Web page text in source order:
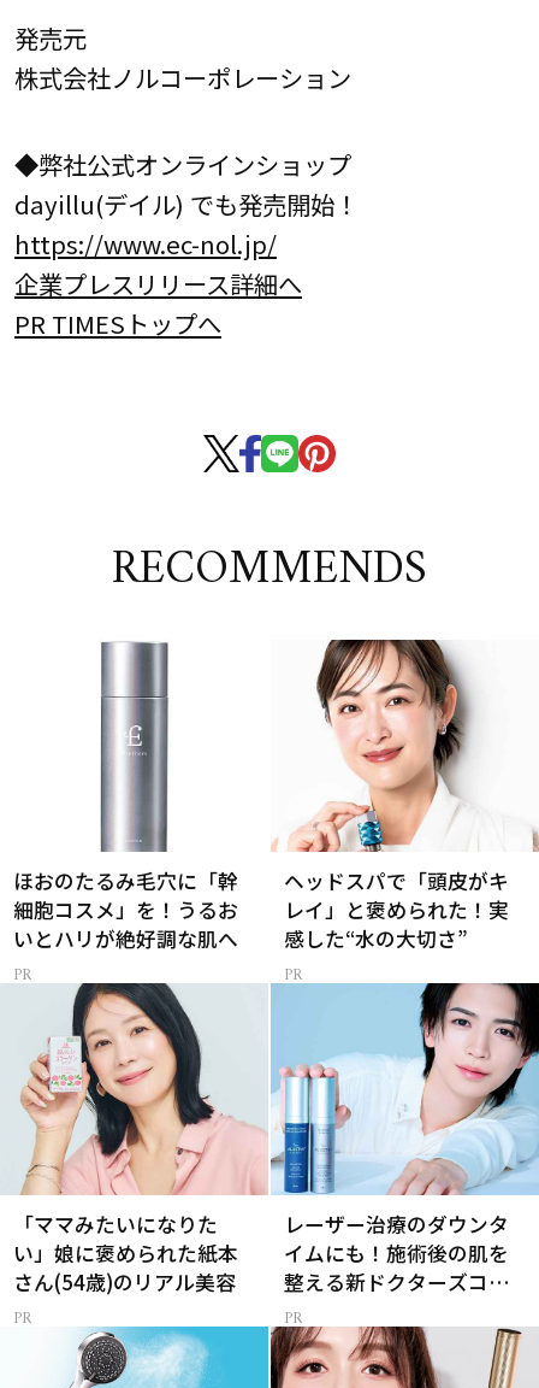
発売元
株式会社ノルコーポレーション
◆弊社公式オンラインショップ
dayillu(デイル) でも発売開始！
https://www.ec-nol.jp/
企業プレスリリース詳細へ
PR TIMESトップへ
RECOMMENDS
ほおのたるみ毛穴に「幹
細胞コスメ」を！うるお
いとハリが絶好調な肌へ
ヘッドスパで「頭皮がキ
レイ」と褒められた！実
感した“水の大切さ”
「ママみたいになりた
い」娘に褒められた紙本
さん(54歳)のリアル美容
レーザー治療のダウンタ
イムにも！施術後の肌を
整える新ドクターズコス
メ